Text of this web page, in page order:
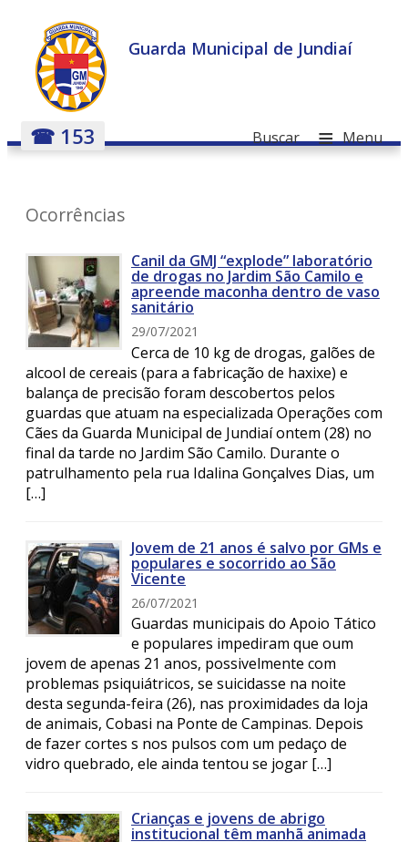
Guarda Municipal de Jundiaí
☎ 153 ≡ Menu
Buscar
Ocorrências
Canil da GMJ “explode” laboratório
de drogas no Jardim São Camilo e
apreende maconha dentro de vaso
sanitário
29/07/2021
Cerca de 10 kg de drogas, galões de
alcool de cereais (para a fabricação de haxixe) e
balança de precisão foram descobertos pelos
guardas que atuam na especializada Operações com
Cães da Guarda Municipal de Jundiaí ontem (28) no
final da tarde no Jardim São Camilo. Durante o
patrulhamento pela rua Idalina Gonçalves Dias, um
[…]
Jovem de 21 anos é salvo por GMs e
populares e socorrido ao São
Vicente
26/07/2021
Guardas municipais do Apoio Tático
e populares impediram que oum
jovem de apenas 21 anos, possivelmente com
problemas psiquiátricos, se suicidasse na noite
desta segunda-feira (26), nas proximidades da loja
de animais, Cobasi na Ponte de Campinas. Depois
de fazer cortes s nos pulsos com um pedaço de
vidro quebrado, ele ainda tentou se jogar […]
Crianças e jovens de abrigo
institucional têm manhã animada